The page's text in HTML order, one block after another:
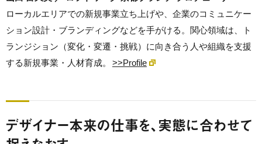
ローカルエリアでの新規事業立ち上げや、企業のコミュニケー
ション設計・ブランディングなどを手がける。関心領域は、ト
ランジション（変化・変遷・挑戦）に向き合う人や組織を支援
する新規事業・人材育成。
>>Profile
デザイナー本来の仕事を、実態に合わせて